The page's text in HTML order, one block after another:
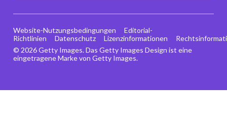
© 2026 Getty Images. Das Getty Images Design ist eine
eingetragene Marke von Getty Images.
Website-Nutzungsbedingungen
Editorial-
Richtlinien
Datenschutz Lizenzinformationen